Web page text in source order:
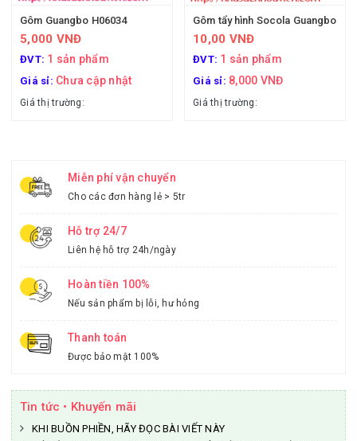
Gôm Guangbo H06034
5,000 VNĐ
ĐVT: 1 sản phẩm
Giá sỉ: Chưa cập nhật
Giá thị trường:
Gôm tẩy hình Socola Guangbo
10,00 VNĐ
ĐVT: 1 sản phẩm
Giá sỉ: 8,000 VNĐ
Giá thị trường:
Miễn phí vận chuyển
Cho các đơn hàng lẻ > 5tr
Hỗ trợ 24/7
Liên hệ hỗ trợ 24h/ngày
Hoàn tiền 100%
Nếu sản phẩm bị lỗi, hư hỏng
Thanh toán
Được bảo mật 100%
Tin tức • Khuyến mãi
KHI BUỒN PHIỀN, HÃY ĐỌC BÀI VIẾT NÀY